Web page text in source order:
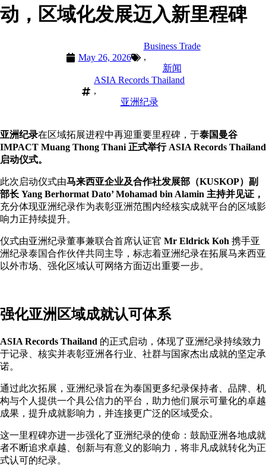
动，区域化发展迈入新里程碑
May 26, 2026
Business Trade
,
新闻
ASIA Records Thailand
,
亚洲纪录
亚洲纪录在区域拓展进程中再迎重要里程碑，于泰国曼谷
IMPACT Muang Thong Thani 正式举行 ASIA Records Thailand
启动仪式。
此次启动仪式由马来西亚企业及合作社发展部（KUSKOP）副
部长 Yang Berhormat Dato’ Mohamad bin Alamin 主持并见证，
充分体现亚洲纪录作为表彰亚洲范围内经核实成就平台的区域影
响力正持续提升。
仪式由亚洲纪录董事兼联合首席认证官 Mr Eldrick Koh 携手亚
洲纪录泰国合作伙伴共同主导，标志着亚洲纪录在拓展马来西亚
以外市场、强化区域认可网络方面迈出重要一步。
强化亚洲区域成就认可体系
ASIA Records Thailand 的正式启动，体现了亚洲纪录持续致力
于记录、核实并表彰亚洲各行业、社群与国家杰出成就的坚定承
诺。
通过此次拓展，亚洲纪录旨在为泰国更多纪录保持者、品牌、机
构与个人提供一个具公信力的平台，助力他们展示可量化的卓越
成果，提升成就影响力，并连接更广泛的区域受众。
这一里程碑亦进一步强化了亚洲纪录的使命：鼓励亚洲各地成就
者不断追求卓越、创新与有意义的影响力，将非凡成就转化为正
式认可的纪录。